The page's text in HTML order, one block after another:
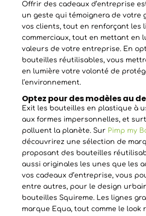
Offrir des cadeaux d’entreprise
un geste qui témoignera de votre
vos clients, tout en renforçant les
commerciaux, tout en mettant en
valeurs de votre entreprise. En
bouteilles réutilisables, vous
en lumière votre volonté de
l’environnement.
Optez pour des modèles au
Exit les bouteilles en plastique à
aux formes impersonnelles, et
polluent la planète. Sur Pimp my
découvrirez une sélection de
proposant des bouteilles
aussi originales les unes que les
vos cadeaux d’entreprise, vous
entre autres, pour le design
bouteilles Squireme. Les lignes
marque Equa, tout comme le look